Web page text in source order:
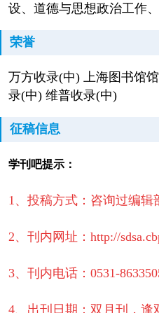
设、道德与思想政治工作
荣誉
万方收录(中) 上海图书馆
录(中) 维普收录(中)
征稿信息
学刊吧提示：
1、投稿方式：咨询过编辑
2、刊内网址：http://
3、刊内电话：0531-
4、出刊日期：双月刊，逢